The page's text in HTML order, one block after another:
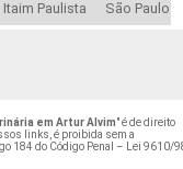
Itaim Paulista São Paulo
em Artur Alvim" é de direito
links, é proibida sem a
184 do Código Penal –
Lei 9610/